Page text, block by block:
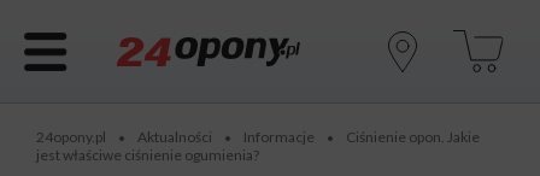
24opony.pl • Aktualności • Informacje •
Ciśnienie opon. Jakie
jest właściwe ciśnienie ogumienia?